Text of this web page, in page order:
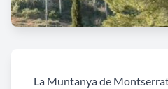
La Muntanya de